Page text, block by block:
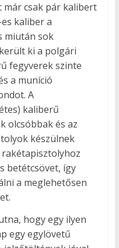
már csak pár kalibert
kaliber a
miután sok
ki a polgári
fegyverek szinte
a muníció
A
kaliberű
olcsóbbak és az
készülnek
betétcsövet, így
a meglehetősen
hogy egy ilyen
egy egylövetű